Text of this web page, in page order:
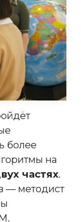
более
на
частях.
— методист